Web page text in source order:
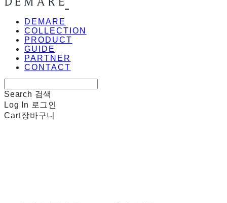
DEMARE
COLLECTION
PRODUCT
GUIDE
PARTNER
CONTACT
Search 검색
Log In 로그인
Cart장바구니